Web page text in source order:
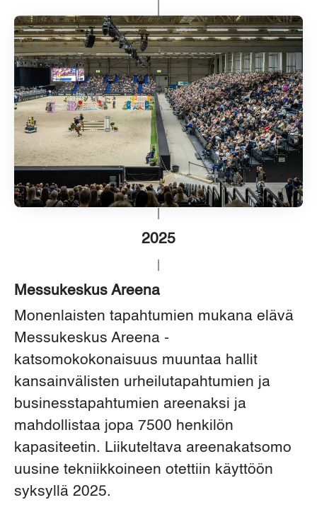
2025
Messukeskus Areena
Monenlaisten tapahtumien mukana elävä
Messukeskus Areena -
katsomokokonaisuus muuntaa hallit
kansainvälisten urheilutapahtumien ja
businesstapahtumien areenaksi ja
mahdollistaa jopa 7500 henkilön
kapasiteetin. Liikuteltava areenakatsomo
uusine tekniikkoineen otettiin käyttöön
syksyllä 2025.